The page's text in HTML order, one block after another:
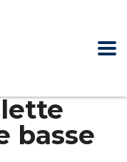
basse